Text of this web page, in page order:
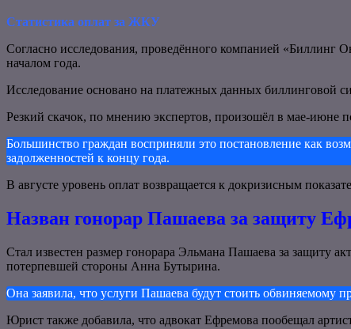
Статистика оплат за ЖКУ
Согласно исследования, проведённого компанией
началом года.
Исследование основано на платежных данных биллинговой
Резкий скачок, по мнению экспертов, произошёл в мае-июне
Большинство граждан восприняли это постановление как
задолженностей к концу года.
В августе уровень оплат возвращается к докризисным
Назван гонорар Пашаева за защиту
Стал известен размер гонорара Эльмана Пашаева за защиту
потерпевшей стороны Анна Бутырина.
Она заявила, что услуги Пашаева будут стоить обвиняемому
Юрист также добавила, что адвокат Ефремова пообещал